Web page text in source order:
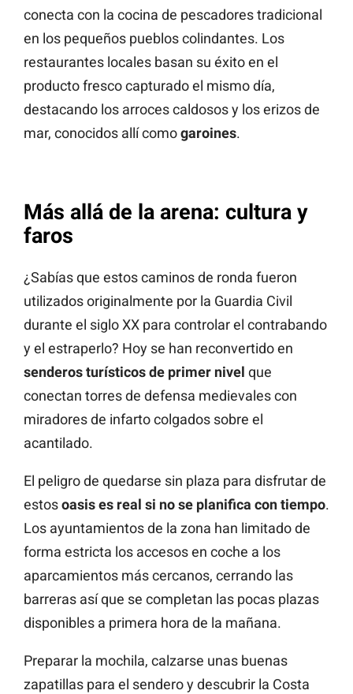
conecta con la cocina de pescadores tradicional
en los pequeños pueblos colindantes. Los
restaurantes locales basan su éxito en el
producto fresco capturado el mismo día,
destacando los arroces caldosos y los erizos de
mar, conocidos allí comogaroines.
Más allá de la arena: cultura y
faros
¿Sabías que estos caminos de ronda fueron
utilizados originalmente por la Guardia Civil
durante el siglo XX para controlar el contrabando
y el estraperlo? Hoy se han reconvertido en
senderos turísticos de primer nivel que
conectan torres de defensa medievales con
miradores de infarto colgados sobre el
acantilado.
El peligro de quedarse sin plaza para disfrutar de
estosoasis es real si no se planifica con tiempo.
Los ayuntamientos de la zona han limitado de
forma estricta los accesos en coche a los
aparcamientos más cercanos, cerrando las
barreras así que se completan las pocas plazas
disponibles a primera hora de la mañana.
Preparar la mochila, calzarse unas buenas
zapatillas para el sendero y descubrir la Costa